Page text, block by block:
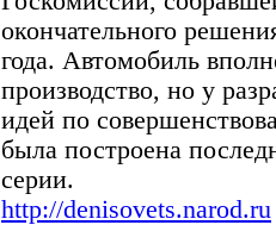
окончательного
года. Автомобиль
производство, но у
идей по
была построена
серии.
http://denisovets.narod.ru